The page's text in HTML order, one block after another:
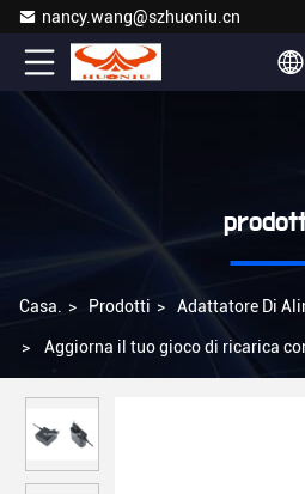
nancy.wang@szhuoniu.cn
Casa. > Prodotti > Adattatore Di
> Aggiorna il tuo gioco di ricarica